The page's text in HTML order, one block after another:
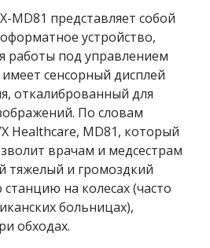
MD81 представляет собой
устройство,
работы под управлением
сенсорный дисплей
откалиброванный для
По словам
Healthcare, MD81, который
врачам и медсестрам
тяжелый и громоздкий
на колесах (часто
больницах),
обходах.